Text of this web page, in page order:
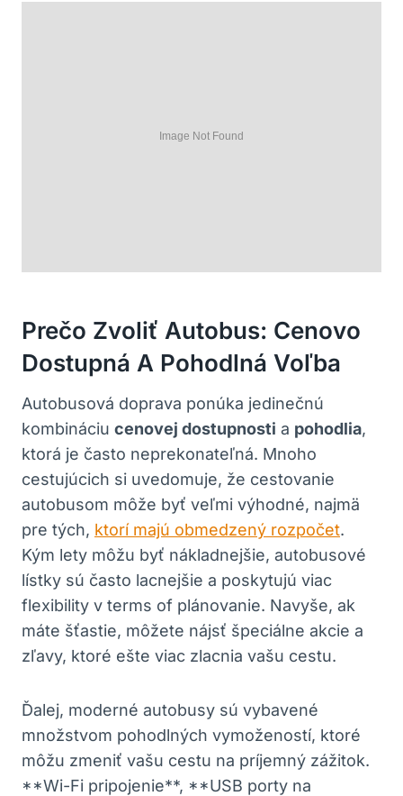
Prečo Zvoliť Autobus: Cenovo
Dostupná A Pohodlná Voľba
Autobusová doprava ponúka jedinečnú
kombináciu cenovej dostupnosti a pohodlia,
ktorá je často neprekonateľná. Mnoho
cestujúcich si uvedomuje, že cestovanie
autobusom môže byť veľmi výhodné, najmä
pre tých, ktorí majú obmedzený rozpočet.
Kým lety môžu byť nákladnejšie, autobusové
lístky sú často lacnejšie a poskytujú viac
flexibility v terms of plánovanie. Navyše, ak
máte šťastie, môžete nájsť špeciálne akcie a
zľavy, ktoré ešte viac zlacnia vašu cestu.
Ďalej, moderné autobusy sú vybavené
množstvom pohodlných vymožeností, ktoré
môžu zmeniť vašu cestu na príjemný zážitok.
**Wi-Fi pripojenie**, **USB porty na